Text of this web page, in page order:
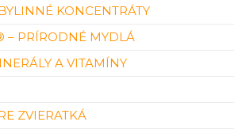
KONCENTRÁTY
– PRÍRODNÉ MYDLÁ
A VITAMÍNY
ZVIERATKÁ